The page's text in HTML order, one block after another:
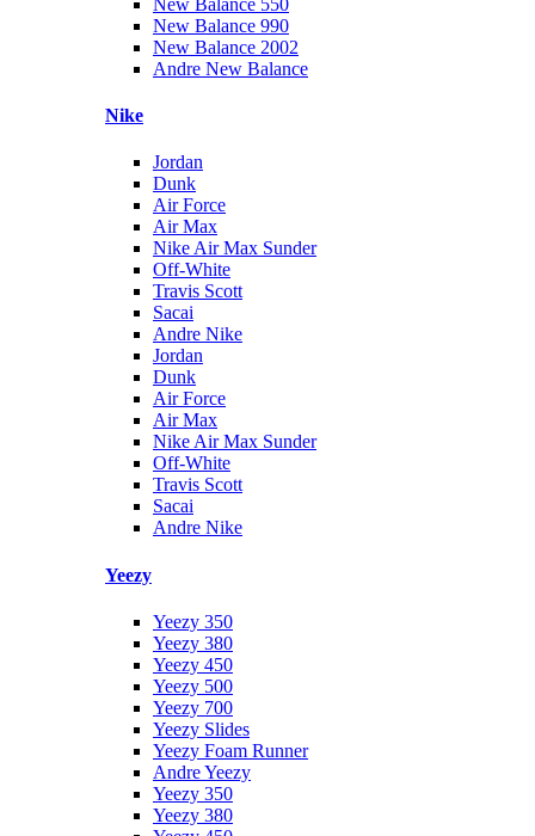
New Balance 550
New Balance 990
New Balance 2002
Andre New Balance
Nike
Jordan
Dunk
Air Force
Air Max
Nike Air Max Sunder
Off-White
Travis Scott
Sacai
Andre Nike
Jordan
Dunk
Air Force
Air Max
Nike Air Max Sunder
Off-White
Travis Scott
Sacai
Andre Nike
Yeezy
Yeezy 350
Yeezy 380
Yeezy 450
Yeezy 500
Yeezy 700
Yeezy Slides
Yeezy Foam Runner
Andre Yeezy
Yeezy 350
Yeezy 380